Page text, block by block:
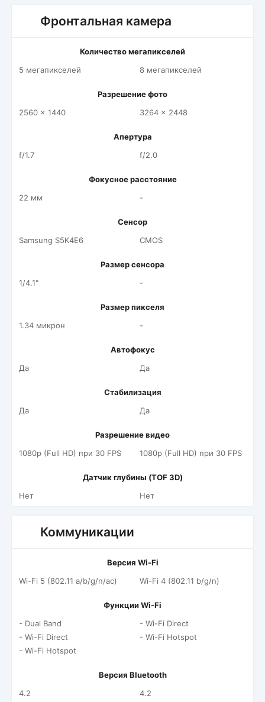
Фронтальная камера
Количество мегапикселей
5 мегапикселей
8 мегапикселей
Разрешение фото
2560 x 1440
3264 x 2448
Апертура
f/1.7
f/2.0
Фокусное расстояние
22 мм
-
Сенсор
Samsung S5K4E6
CMOS
Размер сенсора
1/4.1"
-
Размер пикселя
1.34 микрон
-
Автофокус
Да
Да
Стабилизация
Да
Да
Разрешение видео
1080p (Full HD) при 30 FPS
1080p (Full HD) при 30 FPS
Датчик глубины (TOF 3D)
Нет
Нет
Коммуникации
Версия Wi-Fi
Wi-Fi 5 (802.11 a/b/g/n/ac)
Wi-Fi 4 (802.11 b/g/n)
Функции Wi-Fi
- Dual Band
- Wi-Fi Direct
- Wi-Fi Hotspot
- Wi-Fi Direct
- Wi-Fi Hotspot
Версия Bluetooth
4.2
4.2